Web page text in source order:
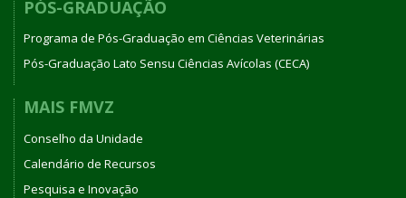
PÓS-GRADUAÇÃO
Programa de Pós-Graduação em Ciências Veterinárias
Pós-Graduação Lato Sensu Ciências Avícolas (CECA)
MAIS FMVZ
Conselho da Unidade
Calendário de Recursos
Pesquisa e Inovação